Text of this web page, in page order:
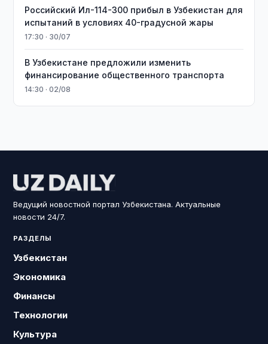
Российский Ил-114-300 прибыл в Узбекистан для
испытаний в условиях 40-градусной жары
17:30 · 30/07
В Узбекистане предложили изменить
финансирование общественного транспорта
14:30 · 02/08
Ведущий новостной портал Узбекистана. Актуальные
новости 24/7.
РАЗДЕЛЫ
Узбекистан
Экономика
Финансы
Технологии
Культура